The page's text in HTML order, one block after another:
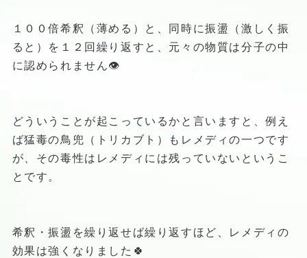
１００倍希釈（薄める）と、同時に振盪（激しく振
ると）を１２回繰り返すと、元々の物質は分子の中
に認められません👁️
どういうことが起こっているかと言いますと、例え
ば猛毒の鳥兜（トリカブト）もレメディの一つです
が、その毒性はレメディには残っていないというこ
とです。
希釈・振盪を繰り返せば繰り返すほど、レメディの
効果は強くなりました🍀